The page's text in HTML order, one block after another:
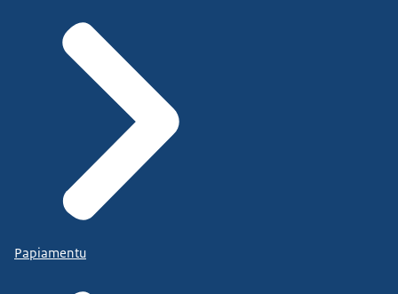
Papiamentu